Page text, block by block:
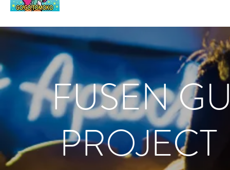
FUSEN
PROJECT